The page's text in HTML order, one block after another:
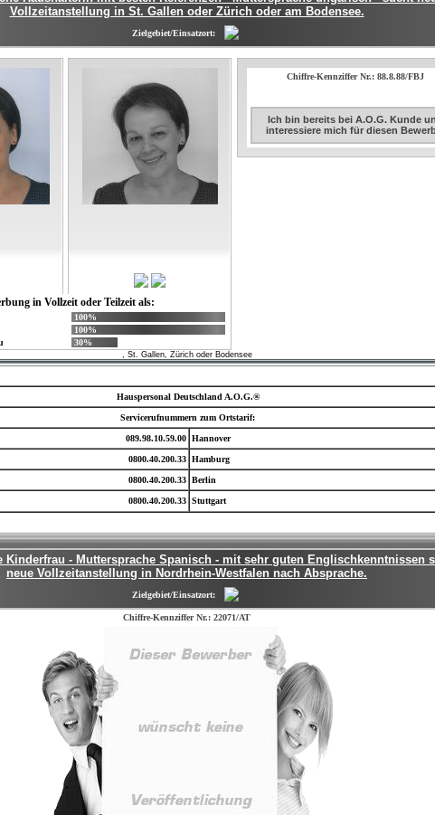
Vollzeitanstellung in St. Gallen oder Zürich oder am Bodensee.
Zielgebiet/Einsatzort:
in Vollzeit oder Teilzeit als:
100%
100%
30%
Chiffre-Kennziffer Nr.: 88.8.88/FBJ
Ich bin bereits bei A.O.G. Kunde
interessiere mich für diesen
, St. Gallen, Zürich oder Bodensee
Hauspersonal Deutschland A.O.G.®
Servicerufnummern zum Ortstarif:
089.98.10.59.00 Hannover
0800.40.200.33 Hamburg
0800.40.200.33 Berlin
0800.40.200.33 Stuttgart
Kinderfrau - Muttersprache Spanisch - mit sehr guten Englischkenntnissen
neue Vollzeitanstellung in Nordrhein-Westfalen nach Absprache.
Zielgebiet/Einsatzort:
Chiffre-Kennziffer Nr.: 22071/AT